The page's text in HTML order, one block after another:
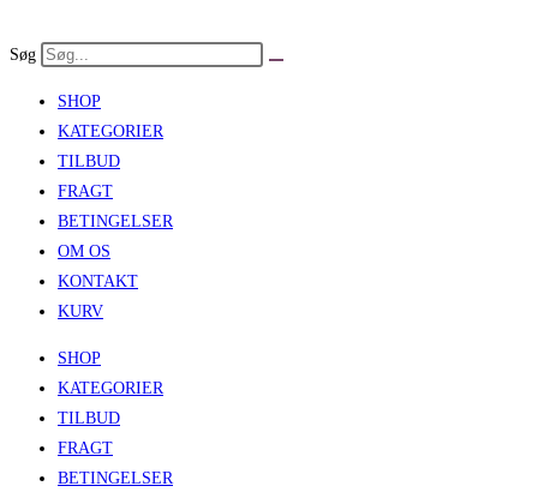
to
Søg
SHOP
KATEGORIER
TILBUD
FRAGT
BETINGELSER
OM OS
KONTAKT
KURV
SHOP
KATEGORIER
TILBUD
FRAGT
BETINGELSER